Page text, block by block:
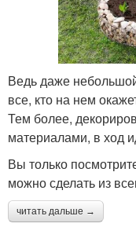
Ведь даже
все, кто на нем
Тем более,
материалами, в ход
Вы только
можно сделать из
читать дальше →